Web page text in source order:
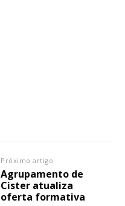
Próximo artigo
Agrupamento de
Cister atualiza
oferta formativa